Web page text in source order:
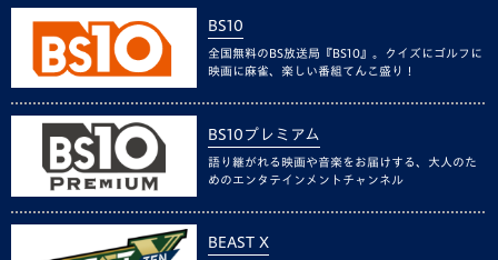
BS10
全国無料のBS放送局『BS10』。クイズにゴルフに
映画に麻雀、楽しい番組てんこ盛り！
BS10プレミアム
語り継がれる映画や音楽をお届けする、大人のた
めのエンタテインメントチャンネル
BEAST X